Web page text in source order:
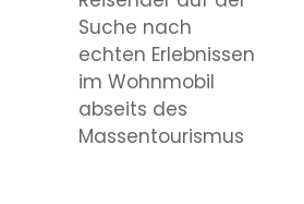
Suche nach
echten Erlebnissen
im Wohnmobil
abseits des
Massentourismus